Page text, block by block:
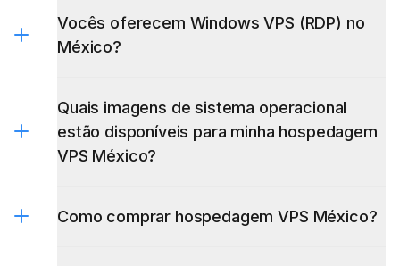
Vocês oferecem Windows VPS (RDP) no
México?
Quais imagens de sistema operacional
estão disponíveis para minha hospedagem
VPS México?
Como comprar hospedagem VPS México?